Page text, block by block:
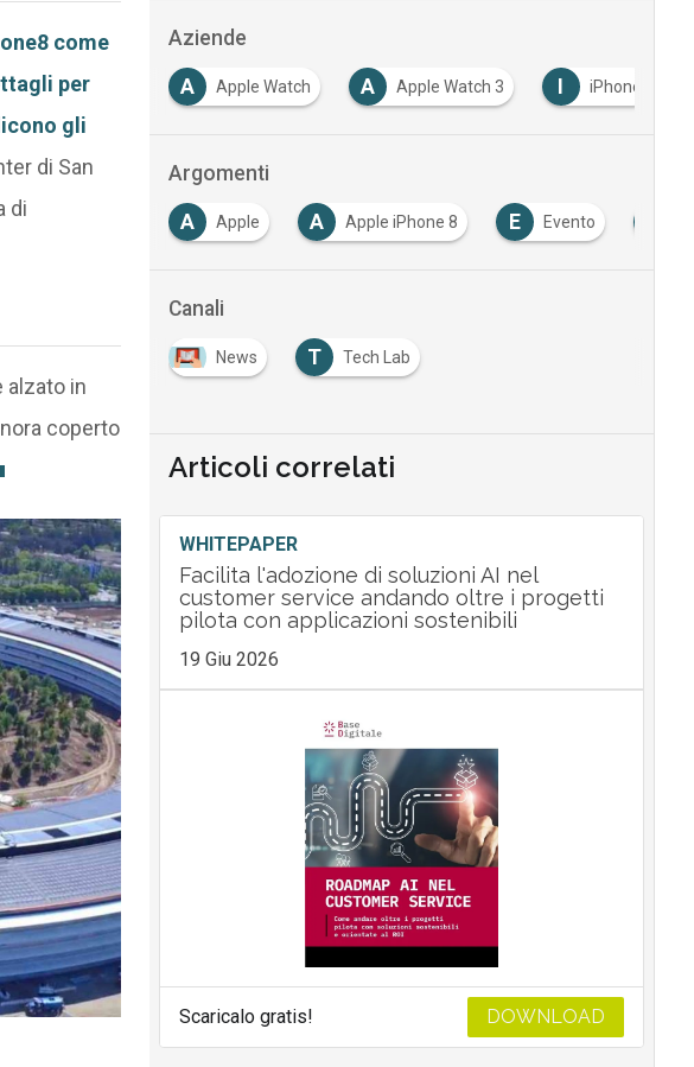
come
per
gli
di San
di
alzato in
coperto
Aziende
A Apple Watch A Apple Watch 3 I iPhone iPhone 8
Argomenti
A Apple iPhone 8 E Evento I Iot
Canali
News T Tech Lab
Articoli correlati
WHITEPAPER
Facilita l'adozione di soluzioni AI nel
customer service andando oltre i progetti
pilota con applicazioni sostenibili
19 Giu 2026
Scaricalo gratis! DOWNLOAD